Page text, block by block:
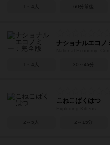
1～4人 60分前後
ナショナルエコノ
1～4人 30～45分
こねこばくはつ
2～5人 2～15分